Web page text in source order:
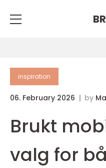
inspiration
06. February 2026 by
Brukt
valg for